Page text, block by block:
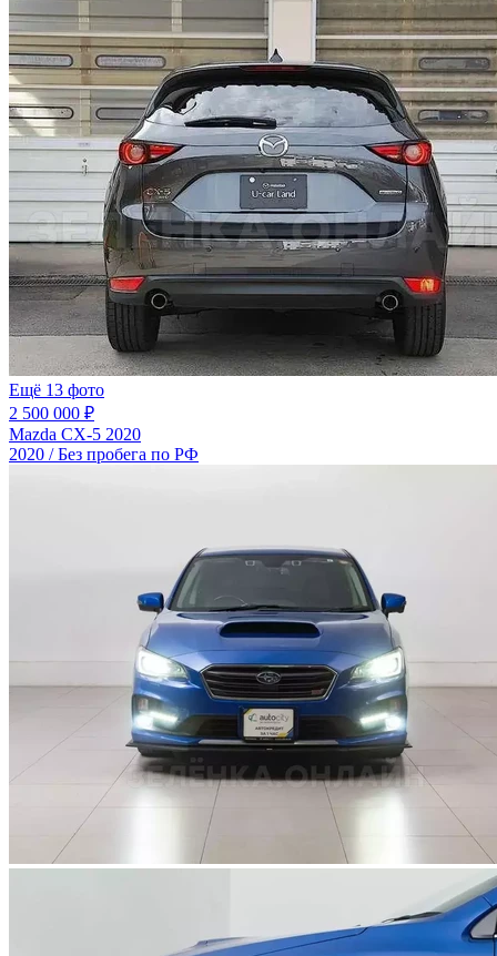
Ещё 13 фото
2 500 000 ₽
Mazda CX-5 2020
2020 / Без пробега по РФ